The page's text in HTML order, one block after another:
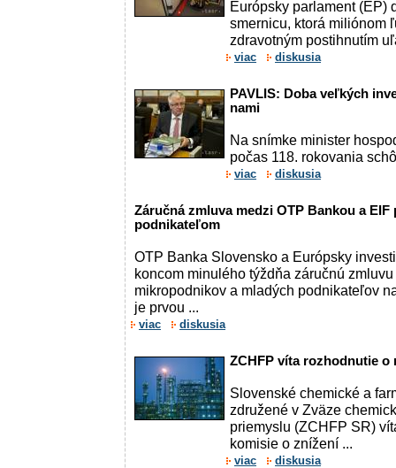
Európsky parlament (EP)
smernicu, ktorá miliónom
zdravotným postihnutím
viac diskusia
PAVLIS: Doba veľkých
nami
Na snímke minister
počas 118. rokovania
viac diskusia
Záručná zmluva medzi OTP Bankou a EIF
podnikateľom
OTP Banka Slovensko a Európsky
koncom minulého týždňa záručnú
mikropodnikov a mladých podnikateľov
je prvou ...
viac diskusia
ZCHFP víta rozhodnutie
Slovenské chemické a
združené v Zväze
priemyslu (ZCHFP SR)
komisie o znížení ...
viac diskusia